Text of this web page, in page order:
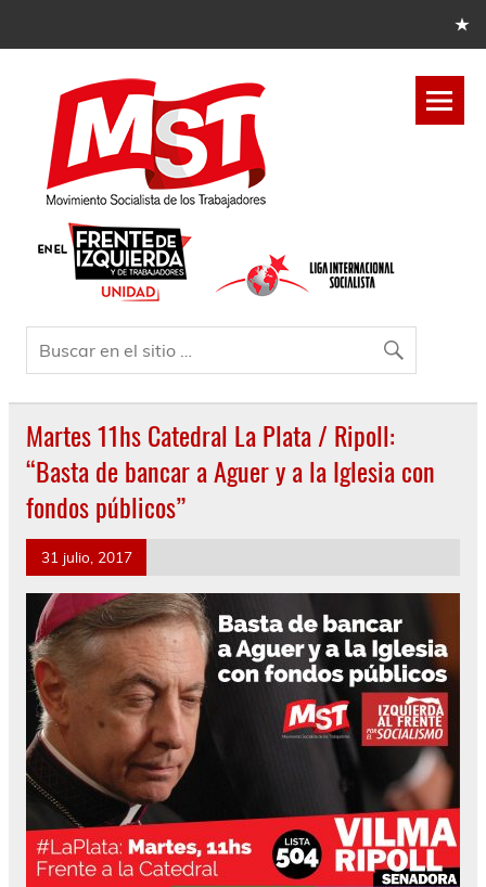
Martes 11hs Catedral La Plata / Ripoll:
“Basta de bancar a Aguer y a la Iglesia con
fondos públicos”
31 julio, 2017